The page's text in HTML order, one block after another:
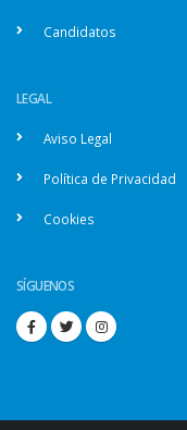
Candidatos
LEGAL
Aviso Legal
Política de Privacidad
Cookies
SÍGUENOS